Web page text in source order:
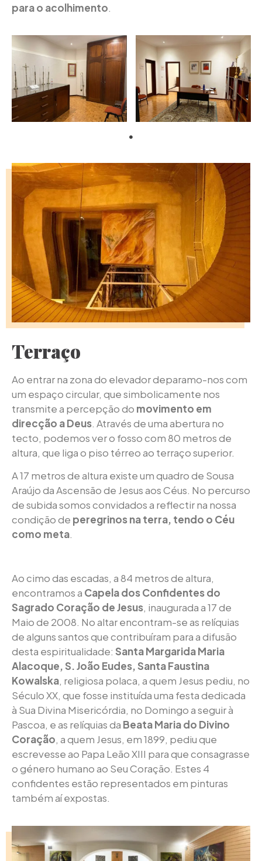
para o acolhimento.
Terraço
Ao entrar na zona do elevador deparamo-nos com
um espaço circular, que simbolicamente nos
transmite a percepção do movimento em
direcção a Deus. Através de uma abertura no
tecto, podemos ver o fosso com 80 metros de
altura, que liga o piso térreo ao terraço superior.
A 17 metros de altura existe um quadro de Sousa
Araújo da Ascensão de Jesus aos Céus. No percurso
de subida somos convidados a reflectir na nossa
condição de peregrinos na terra, tendo o Céu
como meta.
Ao cimo das escadas, a 84 metros de altura,
encontramos a Capela dos Confidentes do
Sagrado Coração de Jesus, inaugurada a 17 de
Maio de 2008. No altar encontram-se as relíquias
de alguns santos que contribuíram para a difusão
desta espiritualidade: Santa Margarida Maria
Alacoque, S. João Eudes, Santa Faustina
Kowalska, religiosa polaca, a quem Jesus pediu, no
Século XX, que fosse instituída uma festa dedicada
à Sua Divina Misericórdia, no Domingo a seguir à
Pascoa, e as relíquias da Beata Maria do Divino
Coração, a quem Jesus, em 1899, pediu que
escrevesse ao Papa Leão XIII para que consagrasse
o género humano ao Seu Coração. Estes 4
confidentes estão representados em pinturas
também aí expostas.